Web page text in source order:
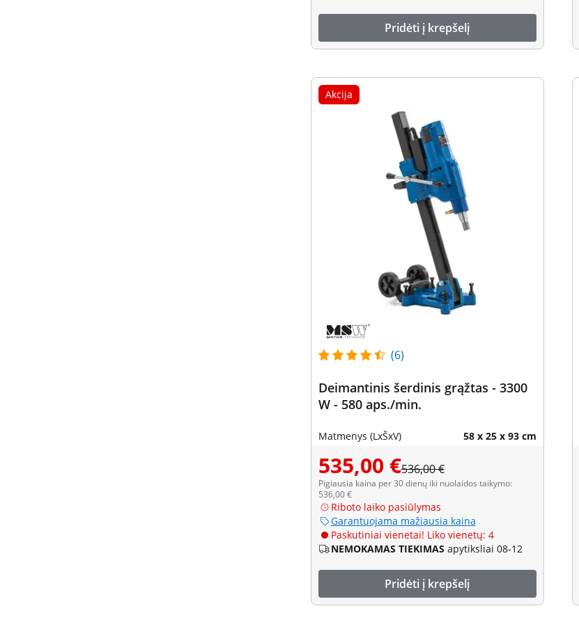
Pridėti į krepšelį
Akcija
(6)
Deimantinis šerdinis grąžtas - 3300
W - 580 aps./min.
Matmenys (LxŠxV) 58 x 25 x 93 cm
535,00 €536,00 €
Pigiausia kaina per 30 dienų iki nuolaidos taikymo:
536,00 €
Riboto laiko pasiūlymas
Garantuojama mažiausia kaina
Paskutiniai vienetai! Liko vienetų: 4
NEMOKAMAS TIEKIMAS apytiksliai 08-12
Pridėti į krepšelį